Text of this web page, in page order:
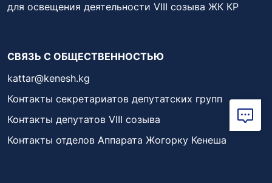
для освещения деятельности VIII созыва ЖК КР
СВЯЗЬ С ОБЩЕСТВЕННОСТЬЮ
kattar@kenesh.kg
Контакты секретариатов депутатских групп
Контакты депутатов VIII созыва
Контакты отделов Аппарата Жогорку Кенеша